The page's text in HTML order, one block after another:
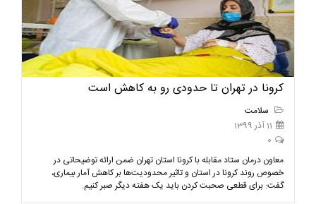
کرونا در تهران تا حدودی رو به کاهش است
سلامت
11 آذر 1399
0
معاون درمان ستاد مقابله با کرونا استان تهران ضمن ارائه توضیحاتی در
خصوص روند کرونا در استان و تاثیر محدودیت‌ها بر کاهش آمار بیماری،
گفت: برای قطعی صحبت کردن باید یک هفته دیگر صبر کنیم.